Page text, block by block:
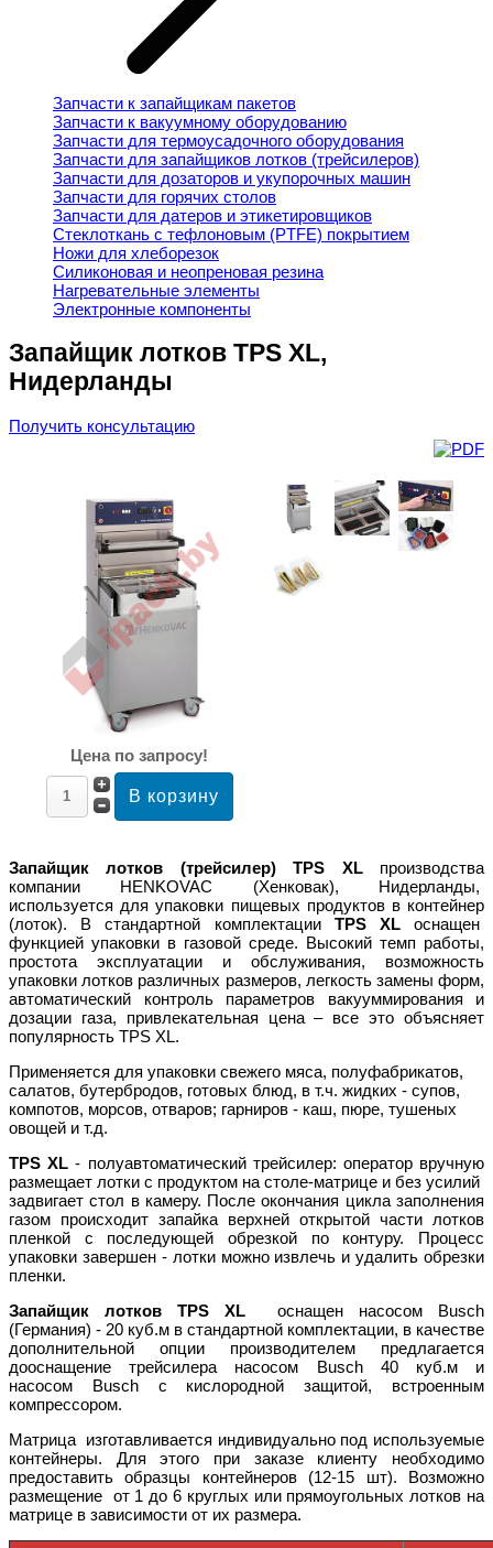
Запчасти к запайщикам пакетов
Запчасти к вакуумному оборудованию
Запчасти для термоусадочного оборудования
Запчасти для запайщиков лотков (трейсилеров)
Запчасти для дозаторов и укупорочных машин
Запчасти для горячих столов
Запчасти для датеров и этикетировщиков
Стеклоткань с тефлоновым (PTFE) покрытием
Ножи для хлеборезок
Силиконовая и неопреновая резина
Нагревательные элементы
Электронные компоненты
Запайщик лотков TPS XL,
Нидерланды
Получить консультацию
Цена по запросу!
Запайщик лотков (трейсилер) TPS XLпроизводства
компании HENKOVAC (Хенковак), Нидерланды,
используется для упаковки пищевых продуктов в контейнер
(лоток). В стандартной комплектации TPS XLоснащен
функцией упаковки в газовой среде. Высокий темп работы,
простота эксплуатации и обслуживания, возможность
упаковки лотков различных размеров, легкость замены форм,
автоматический контроль параметров вакууммирования и
дозации газа, привлекательная цена – все это объясняет
популярность TPS XL.
Применяется для упаковки свежего мяса, полуфабрикатов,
салатов, бутербродов, готовых блюд, в т.ч. жидких - супов,
компотов, морсов, отваров; гарниров - каш, пюре, тушеных
овощей и т.д.
TPS XL- полуавтоматический трейсилер: оператор вручную
размещает лотки с продуктом на столе-матрице и без усилий
задвигает стол в камеру. После окончания цикла заполнения
газом происходит запайка верхней открытой части лотков
пленкой с последующей обрезкой по контуру. Процесс
упаковки завершен - лотки можно извлечь и удалить обрезки
пленки.
Запайщик лотков
TPS XL
оснащен насосом Busch
(Германия) - 20 куб.м в стандартной комплектации, в качестве
дополнительной опции производителем предлагается
дооснащение трейсилера насосом Busch 40 куб.м и
насосом Busch с кислородной защитой, встроенным
компрессором.
Матрица изготавливается индивидуально под используемые
контейнеры. Для этого при заказе клиенту необходимо
предоставить образцы контейнеров (12-15 шт). Возможно
размещение от 1 до 6 круглых или прямоугольных лотков на
матрице в зависимости от их размера.